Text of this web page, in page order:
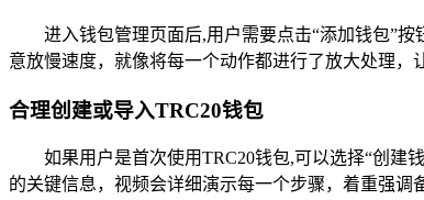
进入钱包管理页面后,用户需要点击“添加钱包”
意放慢速度，就像将每一个动作都进行了放大处理，
合理创建或导入TRC20钱包
如果用户是首次使用TRC20钱包,可以选择“创建
的关键信息，视频会详细演示每一个步骤，着重强